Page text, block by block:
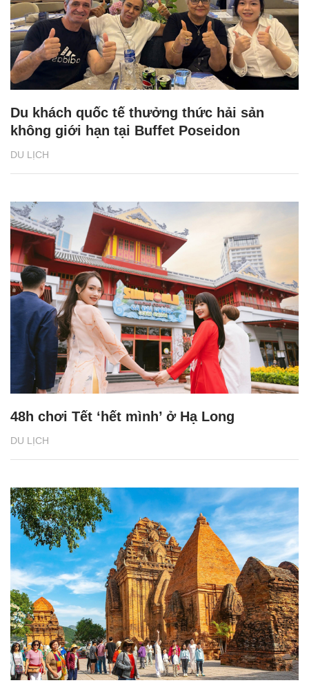
DU LỊCH
Du khách quốc tế thưởng thức hải sản
không giới hạn tại Buffet Poseidon
DU LỊCH
48h chơi Tết ‘hết mình’ ở Hạ Long